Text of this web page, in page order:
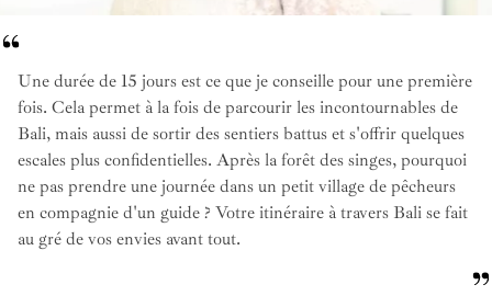
Une durée de 15 jours est ce que je conseille pour une première
fois. Cela permet à la fois de parcourir les incontournables de
Bali, mais aussi de sortir des sentiers battus et s'offrir quelques
escales plus confidentielles. Après la forêt des singes, pourquoi
ne pas prendre une journée dans un petit village de pêcheurs
en compagnie d'un guide ? Votre itinéraire à travers Bali se fait
au gré de vos envies avant tout.